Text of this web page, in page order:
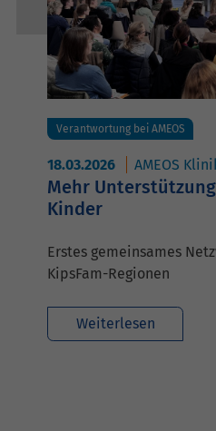
Verantwortung bei AMEOS
18.03.2026 AMEOS
Mehr
Kinder
Erstes gemeinsames
KipsFam-Regionen
Weiterlesen